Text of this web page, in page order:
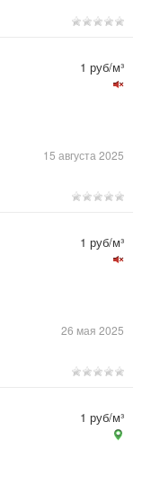
15 августа 2025
1 руб/м³
26 мая 2025
1 руб/м³
1 руб/м³